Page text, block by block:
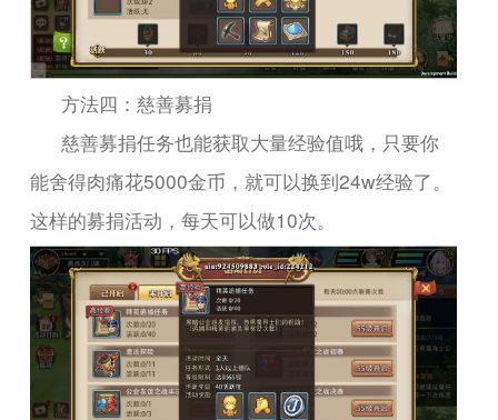
方法四：慈善募捐
慈善募捐任务也能获取大量经验值哦，只要你
能舍得肉痛花5000金币，就可以换到24w经验了。
这样的募捐活动，每天可以做10次。